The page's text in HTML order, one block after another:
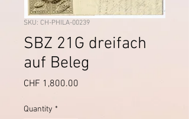
SKU: CH-PHILA-00239
SBZ 21G dreifach
auf Beleg
CHF 1,800.00
Quantity *